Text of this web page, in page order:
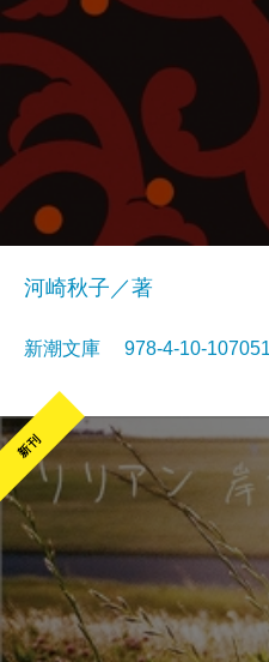
河崎秋子／著
新潮文庫 978-4-10-
新刊